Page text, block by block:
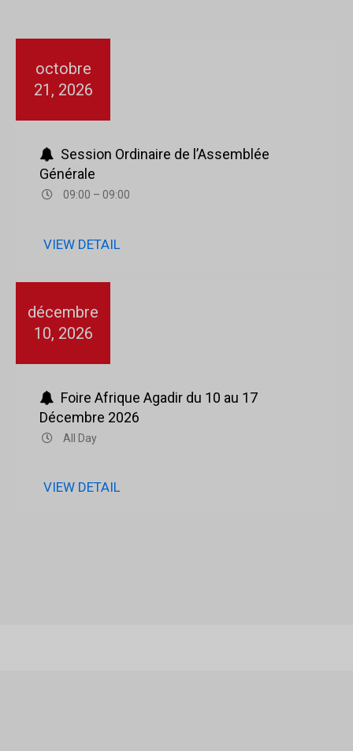
octobre
21, 2026
Session Ordinaire de l’Assemblée
Générale
09:00 – 09:00
VIEW DETAIL
décembre
10, 2026
Foire Afrique Agadir du 10 au 17
Décembre 2026
All Day
VIEW DETAIL